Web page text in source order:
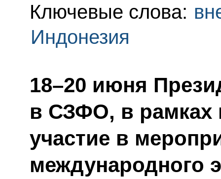
Ключевые слова:
Индонезия
18–20 июня
в СЗФО, в рамках
участие в
международного